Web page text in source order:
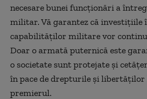
necesare bunei funcţionări a
militar. Vă garantez că investiţiile
capabilităţilor militare vor
Doar o armată puternică este
o societate sunt protejate şi
în pace de drepturile şi libertăţilor
premierul.